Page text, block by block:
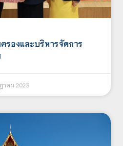
รองและบริหารจัดการ
าคม 2023